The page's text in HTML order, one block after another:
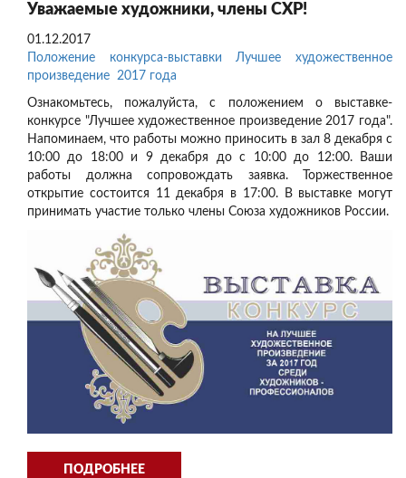
Уважаемые художники, члены СХР!
01.12.2017
Положение конкурса-выставки Лучшее художественное
произведение 2017 года
Ознакомьтесь, пожалуйста, с положением о выставке-
конкурсе "Лучшее художественное произведение 2017 года".
Напоминаем, что работы можно приносить в зал 8 декабря с
10:00 до 18:00 и 9 декабря до с 10:00 до 12:00. Ваши
работы должна сопровождать заявка. Торжественное
открытие состоится 11 декабря в 17:00. В выставке могут
принимать участие только члены Союза художников России.
ПОДРОБНЕЕ